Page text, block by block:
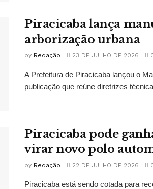
Piracicaba lança
arborização urbana
by Redação 23 DE JULHO DE 2026
A Prefeitura de Piracicaba lançou o
publicação que reúne diretrizes
Piracicaba pode
virar novo polo
by Redação 22 DE JULHO DE 2026
Piracicaba está sendo cotada para